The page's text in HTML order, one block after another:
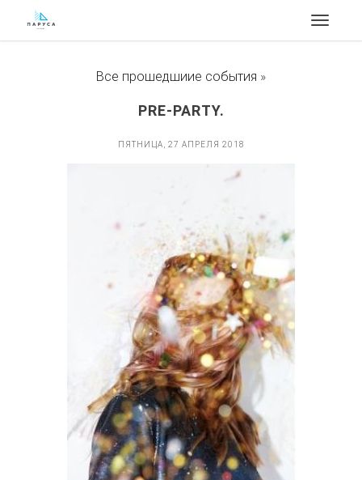
Toggle
Все прошедшиие события »
PRE-PARTY.
ПЯТНИЦА, 27 АПРЕЛЯ 2018